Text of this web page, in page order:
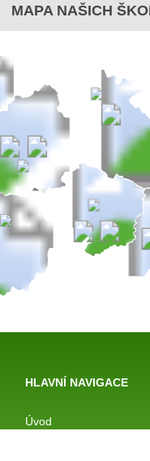
MAPA NAŠICH
HLAVNÍ NAVIGACE
Úvod